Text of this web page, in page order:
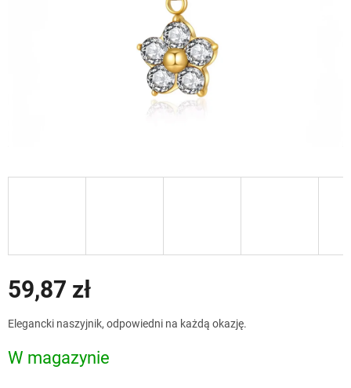
59,87 zł
jednostkowa:
Elegancki naszyjnik, odpowiedni na każdą okazję.
W magazynie